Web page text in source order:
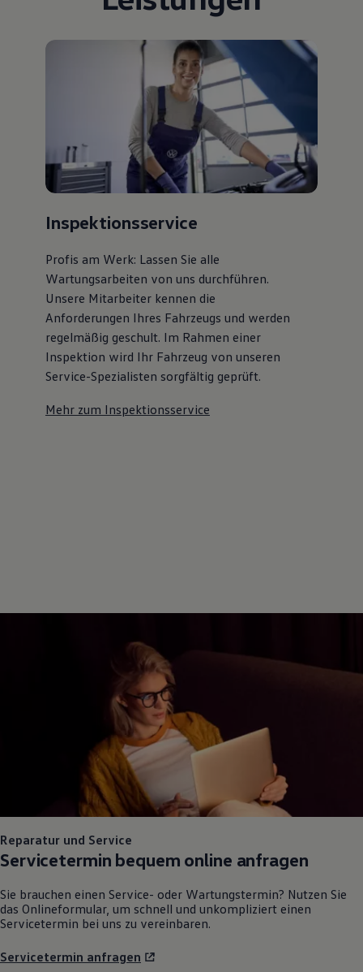
Bulli Magazin
Uptime
Inspektionsservice
Profis am Werk: Lassen Sie alle
Wartungsarbeiten von uns durchführen.
Unsere Mitarbeiter kennen die
Anforderungen Ihres Fahrzeugs und werden
regelmäßig geschult. Im Rahmen einer
Inspektion wird Ihr Fahrzeug von unseren
Service-Spezialisten sorgfältig geprüft.
Mehr zum Inspektionsservice
Reparatur und Service
Servicetermin bequem online anfragen
Sie brauchen einen Service- oder Wartungstermin? Nutzen Sie
das Onlineformular, um schnell und unkompliziert einen
Servicetermin bei uns zu vereinbaren.
Servicetermin anfragen